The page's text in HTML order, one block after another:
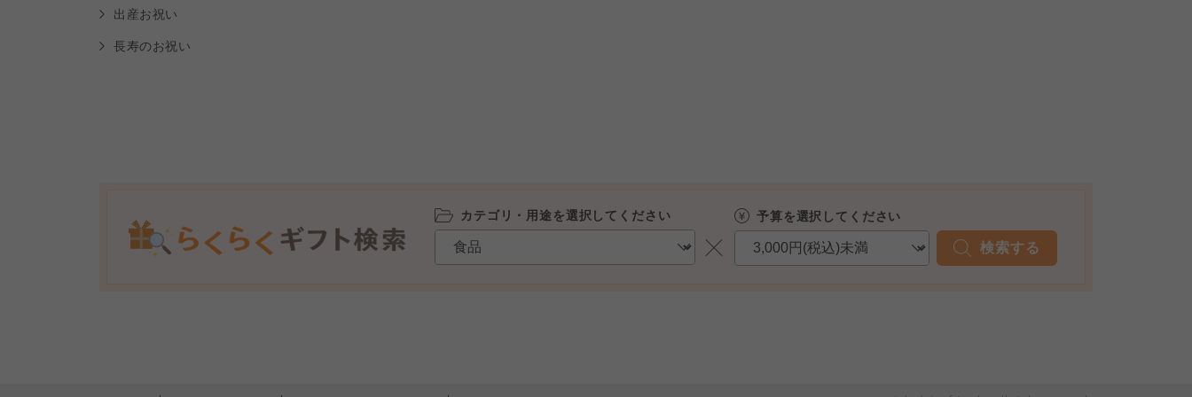
出産お祝い
長寿のお祝い
カテゴリ・用途を選択してください 予算を選択してください
検索する